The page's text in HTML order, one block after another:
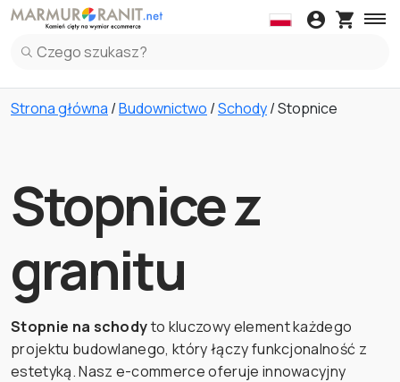
Strona główna /Budownictwo /Schody/ Stopnice
Stopnice z
granitu
Stopnie na schodyto kluczowy element każdego
projektu budowlanego, który łączy funkcjonalność z
estetyką. Nasz e-commerce oferuje innowacyjny
Daszki
Daszki z Marmuru
Parapety z
Parapety z
Blaty kuchenne
Blaty kuchenne z Marmuru
Blaty kuchenne z Kwarc
Kleje